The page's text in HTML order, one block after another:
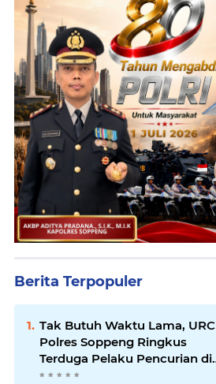
Berita Terpopuler
Tak Butuh Waktu Lama, URC
Polres Soppeng Ringkus
Terduga Pelaku Pencurian di
Liliriaja